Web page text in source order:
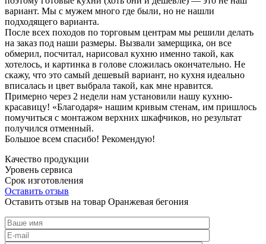
вариант. Мы с мужем много где были, но не нашли
подходящего варианта.
После всех походов по торговым центрам мы решили делать
на заказ под наши размеры. Вызвали замерщика, он все
обмерил, посчитал, нарисовал кухню именно такой, как
хотелось, и картинка в голове сложилась окончательно. Не
скажу, что это самый дешевый вариант, но кухня идеально
вписалась и цвет выбрала такой, как мне нравится.
Примерно через 2 недели нам установили нашу кухню-
красавицу! «Благодаря» нашим кривым стенам, им пришлось
помучиться с монтажом верхних шкафчиков, но результат
получился отменный.
Большое всем спасибо! Рекомендую!
Качество продукции
Уровень сервиса
Срок изготовления
Оставить отзыв
Оставить отзыв на товар Оранжевая бегония